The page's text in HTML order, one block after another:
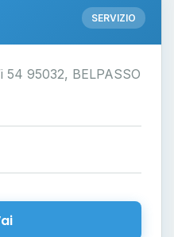
SERVIZIO
95032, BELPASSO